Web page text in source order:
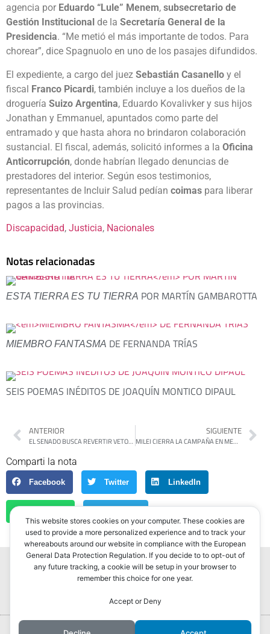
agencia por Eduardo “Lule” Menem, subsecretario de
Gestión Institucional de la Secretaría General de la
Presidencia. “Me metió el más importante de todos. Para
chorear”, dice Spagnuolo en uno de los pasajes difundidos.
El expediente, a cargo del juez Sebastián Casanello y el
fiscal Franco Picardi, también incluye a los dueños de la
droguería Suizo Argentina, Eduardo Kovalivker y sus hijos
Jonathan y Emmanuel, apuntados como parte del
entramado y que hasta ahora no brindaron colaboración
sustancial. El fiscal, además, solicitó informes a la Oficina
Anticorrupción, donde habrían llegado denuncias de
prestadores del interior. Según esos testimonios,
representantes de Incluir Salud pedían coimas para liberar
pagos a las provincias.
Discapacidad, Justicia, Nacionales
Notas relacionadas
ESTA TIERRA ES TU TIERRA POR MARTÍN GAMBAROTTA
MIEMBRO FANTASMA DE FERNANDA TRÍAS
SEIS POEMAS INÉDITOS DE JOAQUÍN MONTICO DIPAUL
ANTERIOR
EL SENADO BUSCA REVERTIR VETOS DE MILEI Y LIMITAR LOS DNU
SIGUIENTE
MILEI CIERRA LA CAMPAÑA EN MEDIO DE UNA CONTROVERSA POR LA SEGURIDAD
Comparti la nota
Facebook Twitter LinkedIn
Portada Hurlingham Post ®2022
This website stores cookies on your computer. These cookies are
used to provide a more personalized experience and to track your
whereabouts around our website in compliance with the European
General Data Protection Regulation. If you decide to to opt-out of
any future tracking, a cookie will be setup in your browser to
remember this choice for one year.
Accept or Deny